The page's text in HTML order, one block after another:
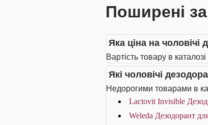
Поширені
Яка ціна на чоловічі
Вартість товару в
Які чоловічі
Недорогими товарами в
Lactovit Invisible
Weleda Дезодорант